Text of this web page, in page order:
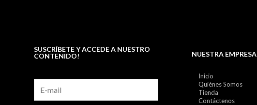
SUSCRÍBETE Y ACCEDE A NUESTRO
CONTENIDO!
NUESTRA EMPRESA
Inicio
Quiénes Somos
Tienda
Contáctenos